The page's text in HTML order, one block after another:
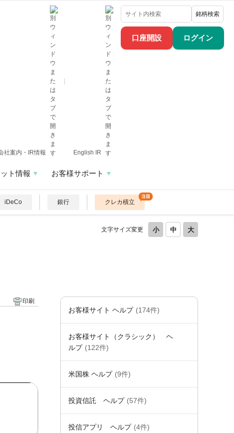
口座開設 ログイン
社案内・IR情報 English IR
銘柄検索
ト情報 お客様サポート
iDeCo 銀行 クレカ積立
文字サイズ変更
お客様サイト ヘルプ (174件)
お客様サイト（クラシック） ヘ
ルプ (122件)
米国株 ヘルプ (9件)
投資信託 ヘルプ (57件)
投信アプリ ヘルプ (4件)
印刷